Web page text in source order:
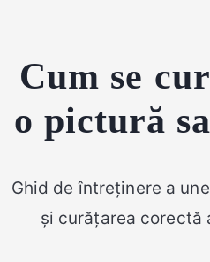
Cum se
o pictură
Ghid de întreținere a
și curățarea corectă